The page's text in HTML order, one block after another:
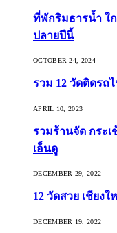
ที่พักริมธารน้ำ ใ
ปลายปีนี้
OCTOBER 24, 2024
รวม 12 วัดติดรถ
APRIL 10, 2023
รวมร้านจัด กระเ
เอ็นดู
DECEMBER 29, 2022
12 วัดสวย เชียง
DECEMBER 19, 2022